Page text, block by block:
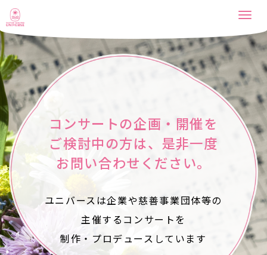
コンサートの企画・開催を
ご検討中の方は、是非一度
お問い合わせください。
ユニバースは企業や慈善事業団体等の
主催する コンサートを
制作・プロデュースしています